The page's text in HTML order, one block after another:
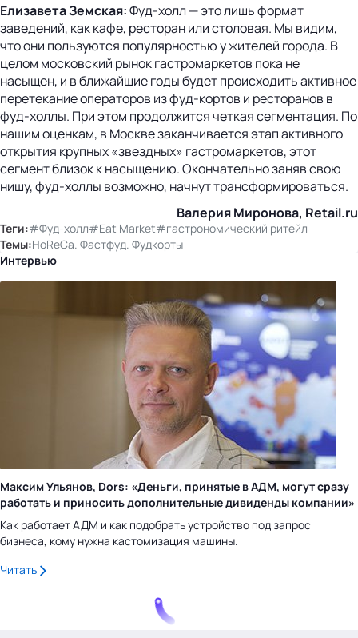
Елизавета Земская:Фуд-холл — это лишь формат
заведений, как кафе, ресторан или столовая. Мы видим,
что они пользуются популярностью у жителей города. В
целом московский рынок гастромаркетов пока не
насыщен, и в ближайшие годы будет происходить активное
перетекание операторов из фуд-кортов и ресторанов в
фуд-холлы. При этом продолжится четкая сегментация. По
нашим оценкам, в Москве заканчивается этап активного
открытия крупных «звездных» гастромаркетов, этот
сегмент близок к насыщению. Окончательно заняв свою
нишу, фуд-холлы возможно, начнут трансформироваться.
Валерия Миронова, Retail.ru
Теги:#Фуд-холл#Eat Market#гастрономический ритейл
Темы:HoReCa. Фастфуд. Фудкорты
Интервью
Максим Ульянов, Dors: «Деньги, принятые в АДМ, могут сразу
работать и приносить дополнительные дивиденды компании»
Как работает АДМ и как подобрать устройство под запрос
бизнеса, кому нужна кастомизация машины.
Читать